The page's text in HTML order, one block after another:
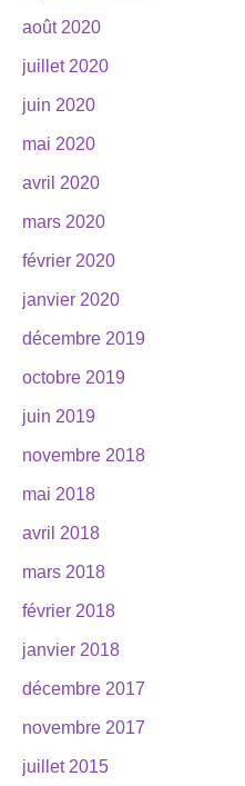
août 2020
juillet 2020
juin 2020
mai 2020
avril 2020
mars 2020
février 2020
janvier 2020
décembre 2019
octobre 2019
juin 2019
novembre 2018
mai 2018
avril 2018
mars 2018
février 2018
janvier 2018
décembre 2017
novembre 2017
juillet 2015